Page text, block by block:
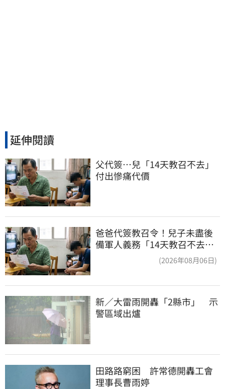
延伸閱讀
父代簽…兒「14天教召不去」
付出慘痛代價
爸爸代簽教召令！兒子未盡後
備軍人義務「14天教召不去」
(2026年08月06日)
新／大雷雨開轟「2縣市」　示
警區域出爐
田路路窮困　許常德開轟工會
理事長曹雨婷